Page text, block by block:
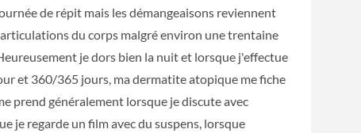
de répit mais les démangeaisons reviennent
du corps malgré environ une trentaine
je dors bien la nuit et lorsque j'effectue
et 360/365 jours, ma dermatite atopique me fiche
prend généralement lorsque je discute avec
je regarde un film avec du suspens, lorsque